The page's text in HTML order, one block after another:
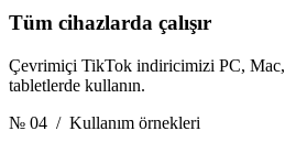
Tüm cihazlarda çalışır
Çevrimiçi TikTok indiricimizi PC,
tabletlerde kullanın.
№ 04 / Kullanım örnekleri